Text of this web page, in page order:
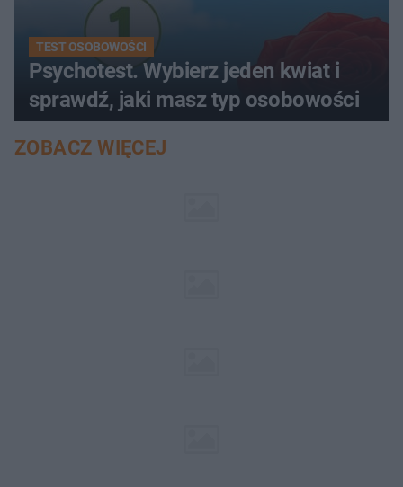
TEST OSOBOWOŚCI
Psychotest. Wybierz jeden kwiat i
sprawdź, jaki masz typ osobowości
ZOBACZ WIĘCEJ